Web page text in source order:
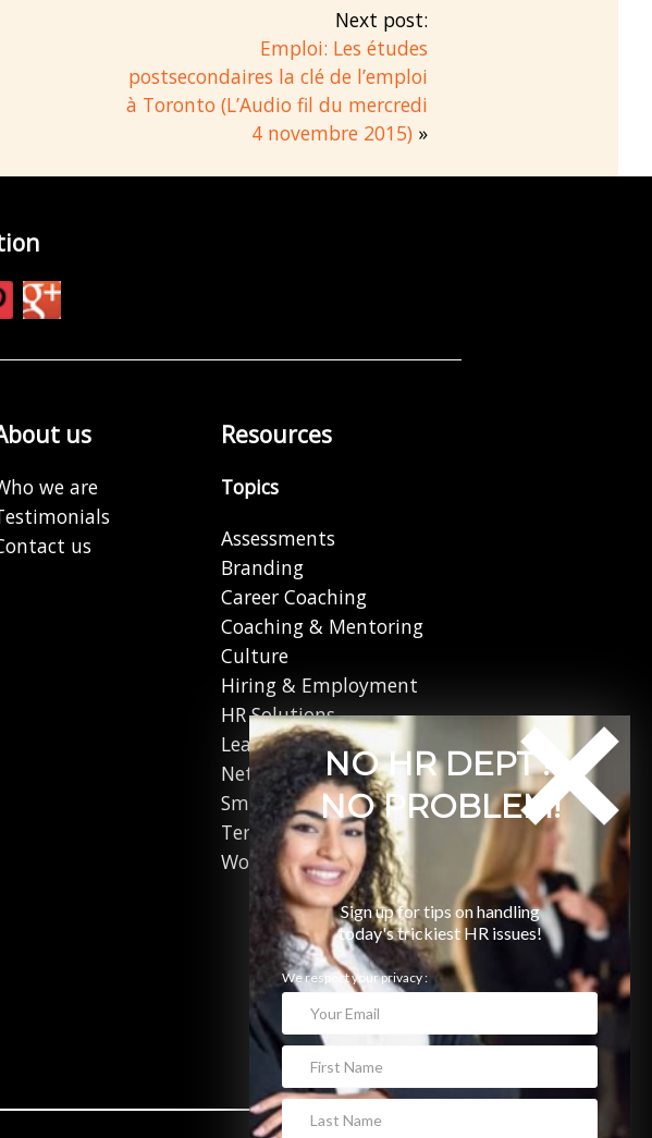
Next post:
Emploi: Les études
postsecondaires la clé de l’emploi
à Toronto (L’Audio fil du mercredi
4 novembre 2015) »
us
we are
us
Resources
Topics
Assessments
Branding
Career Coaching
Coaching & Mentoring
Culture
Hiring & Employment
HR Solutions
Leadership
Networking
Small Business
Terminations
Working in Canada
NO HR DEPT?
NO PROBLEM!
Sign up for tips on handling
today's trickiest HR issues!
We respect your privacy :